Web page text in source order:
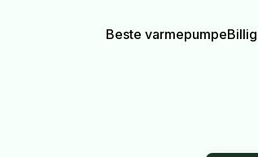
Beste varmepumpe